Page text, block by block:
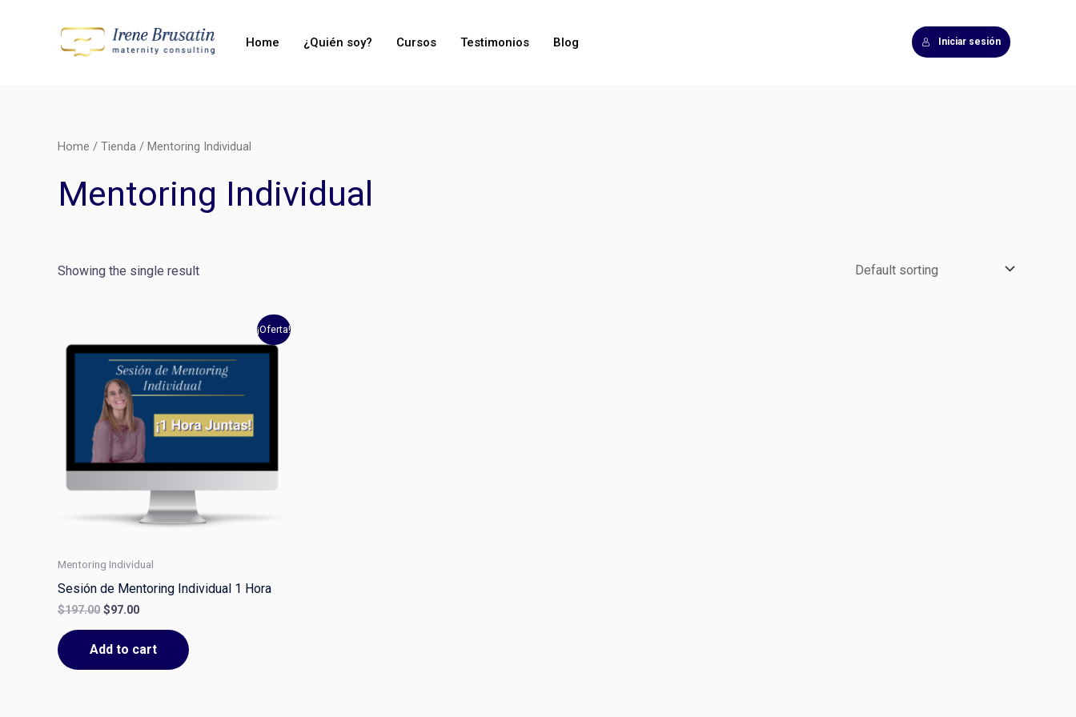
Home ¿Quién soy? Cursos Testimonios Blog Iniciar sesión
Home / Tienda / Mentoring Individual
Mentoring Individual
Showing the single result
¡Oferta!
Mentoring Individual
Sesión de Mentoring Individual 1 Hora
$197.00
was:
$197.00.
$97.00
is:
$97.00.
Add to cart